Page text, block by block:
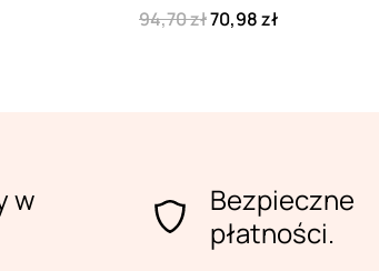
94,70 zł70,98 zł
w
Bezpieczne
płatności.